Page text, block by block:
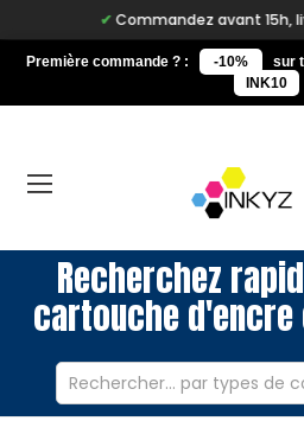
Commandez avant 15h, livré
Première commande ? : -10%
sur
INK10
Recherchez
cartouche